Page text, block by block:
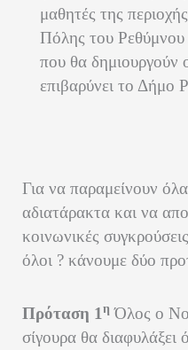
μαθητές της
Πόλης του
που θα δημιουργούν
επιβαρύνει το Δήμο
Για να παραμείνουν
αδιατάρακτα και να
κοινωνικές
όλοι ? κάνουμε δύο
Πρόταση 1η Όλος ο
σίγουρα θα